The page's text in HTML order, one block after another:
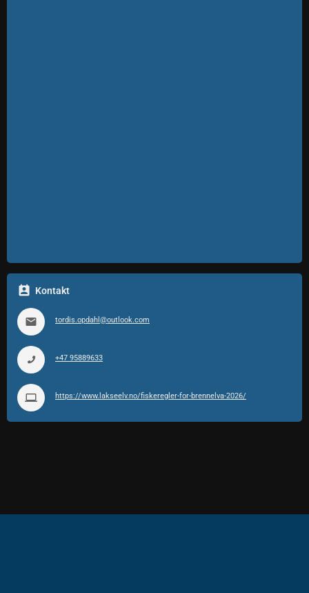
Kontakt
tordis.opdahl@outlook.com
+47 95889633
https://www.lakseelv.no/fiskeregler-for-brennelva-2026/